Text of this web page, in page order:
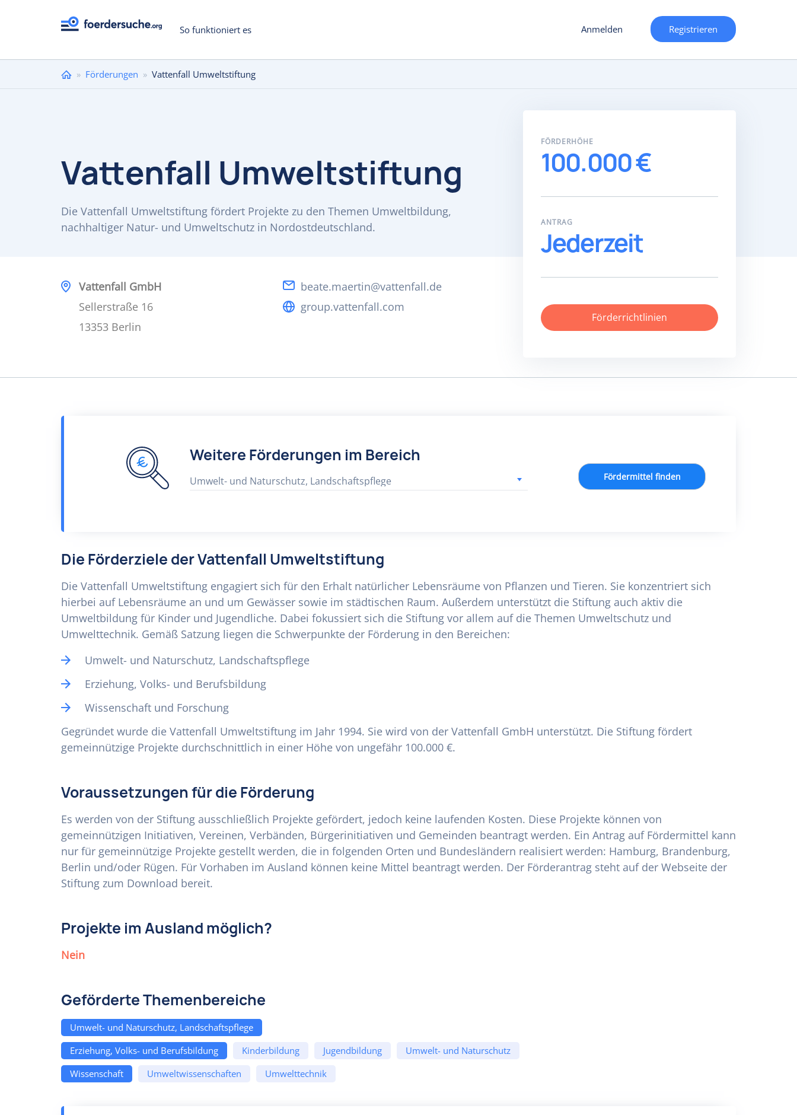
So funktioniert es Anmelden Registrieren
Sie
» Förderungen » Vattenfall Umweltstiftung
Vattenfall Umweltstiftung
Die Vattenfall Umweltstiftung fördert Projekte zu den Themen Umweltbildung,
nachhaltiger Natur- und Umweltschutz in Nordostdeutschland.
Vattenfall GmbH
Sellerstraße 16
13353 Berlin
beate.maertin@vattenfall.de
group.vattenfall.com
FÖRDERHÖHE
100.000 €
ANTRAG
Jederzeit
Förderrichtlinien
Weitere Förderungen im Bereich
Umwelt- und Naturschutz, Landschaftspflege Fördermittel finden
Die Förderziele der Vattenfall Umweltstiftung
Die Vattenfall Umweltstiftung engagiert sich für den Erhalt natürlicher Lebensräume von Pflanzen und Tieren. Sie konzentriert sich
hierbei auf Lebensräume an und um Gewässer sowie im städtischen Raum. Außerdem unterstützt die Stiftung auch aktiv die
Umweltbildung für Kinder und Jugendliche. Dabei fokussiert sich die Stiftung vor allem auf die Themen Umweltschutz und
Umwelttechnik. Gemäß Satzung liegen die Schwerpunkte der Förderung in den Bereichen:
Umwelt- und Naturschutz, Landschaftspflege
Erziehung, Volks- und Berufsbildung
Wissenschaft und Forschung
Gegründet wurde die Vattenfall Umweltstiftung im Jahr 1994. Sie wird von der Vattenfall GmbH unterstützt. Die Stiftung fördert
gemeinnützige Projekte durchschnittlich in einer Höhe von ungefähr 100.000 €.
Voraussetzungen für die Förderung
Es werden von der Stiftung ausschließlich Projekte gefördert, jedoch keine laufenden Kosten. Diese Projekte können von
gemeinnützigen Initiativen, Vereinen, Verbänden, Bürgerinitiativen und Gemeinden beantragt werden. Ein Antrag auf Fördermittel kann
nur für gemeinnützige Projekte gestellt werden, die in folgenden Orten und Bundesländern realisiert werden: Hamburg, Brandenburg,
Berlin und/oder Rügen. Für Vorhaben im Ausland können keine Mittel beantragt werden. Der Förderantrag steht auf der Webseite der
Stiftung zum Download bereit.
Projekte im Ausland möglich?
Nein
Geförderte Themenbereiche
Umwelt- und Naturschutz, Landschaftspflege
Erziehung, Volks- und Berufsbildung
Kinderbildung Jugendbildung
Umwelt- und Naturschutz
Wissenschaft
Umweltwissenschaften Umwelttechnik